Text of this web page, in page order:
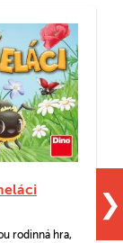
rodinná hra,
❯